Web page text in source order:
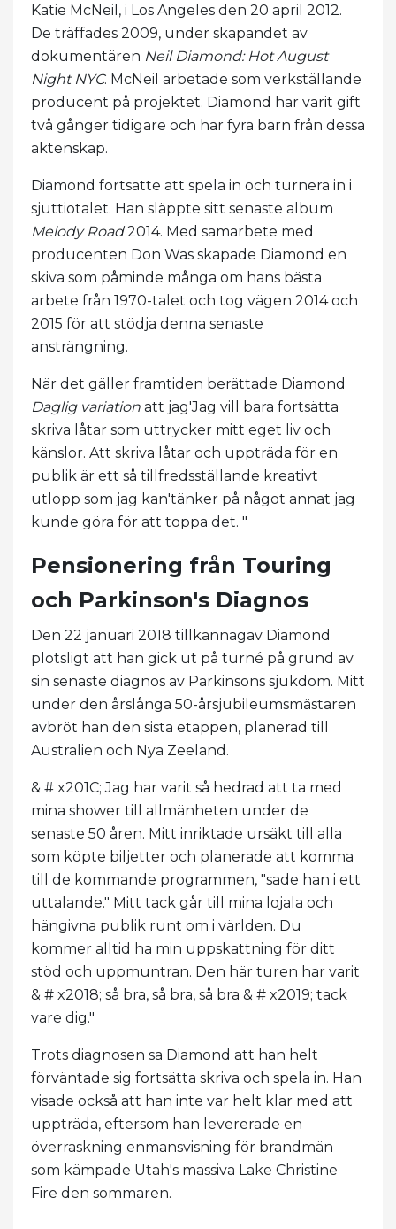
Katie McNeil, i Los Angeles den 20 april 2012.
De träffades 2009, under skapandet av
dokumentären Neil Diamond: Hot August
Night NYC. McNeil arbetade som verkställande
producent på projektet. Diamond har varit gift
två gånger tidigare och har fyra barn från dessa
äktenskap.
Diamond fortsatte att spela in och turnera in i
sjuttiotalet. Han släppte sitt senaste album
Melody Road2014. Med samarbete med
producenten Don Was skapade Diamond en
skiva som påminde många om hans bästa
arbete från 1970-talet och tog vägen 2014 och
2015 för att stödja denna senaste
ansträngning.
När det gäller framtiden berättade Diamond
Daglig variation att jag'Jag vill bara fortsätta
skriva låtar som uttrycker mitt eget liv och
känslor. Att skriva låtar och uppträda för en
publik är ett så tillfredsställande kreativt
utlopp som jag kan'tänker på något annat jag
kunde göra för att toppa det. "
Pensionering från Touring
och Parkinson's Diagnos
Den 22 januari 2018 tillkännagav Diamond
plötsligt att han gick ut på turné på grund av
sin senaste diagnos av Parkinsons sjukdom. Mitt
under den årslånga 50-årsjubileumsmästaren
avbröt han den sista etappen, planerad till
Australien och Nya Zeeland.
& # x201C; Jag har varit så hedrad att ta med
mina shower till allmänheten under de
senaste 50 åren. Mitt inriktade ursäkt till alla
som köpte biljetter och planerade att komma
till de kommande programmen, "sade han i ett
uttalande." Mitt tack går till mina lojala och
hängivna publik runt om i världen. Du
kommer alltid ha min uppskattning för ditt
stöd och uppmuntran. Den här turen har varit
& # x2018; så bra, så bra, så bra & # x2019; tack
vare dig."
Trots diagnosen sa Diamond att han helt
förväntade sig fortsätta skriva och spela in. Han
visade också att han inte var helt klar med att
uppträda, eftersom han levererade en
överraskning enmansvisning för brandmän
som kämpade Utah's massiva Lake Christine
Fire den sommaren.